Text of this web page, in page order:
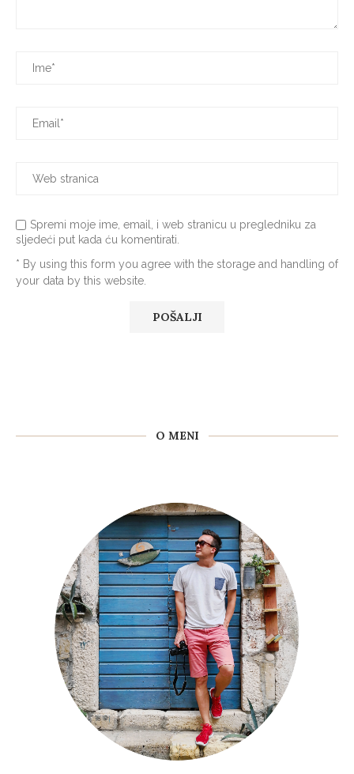
Spremi moje ime, email, i web stranicu u pregledniku za
sljedeći put kada ću komentirati.
* By using this form you agree with the storage and handling of
your data by this website.
O MENI